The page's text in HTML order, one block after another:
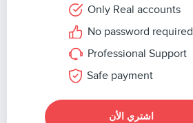
Only Real accounts
No password required
Professional Support
Safe payment
اشتري الأن